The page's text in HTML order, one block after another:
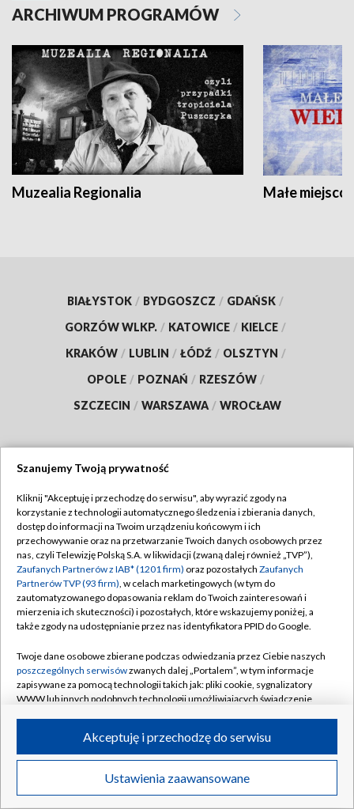
ARCHIWUM PROGRAMÓW
Muzealia Regionalia Małe
BIAŁYSTOK / BYDGOSZCZ / GDAŃSK /
GORZÓW WLKP. / KATOWICE / KIELCE /
KRAKÓW / LUBLIN / ŁÓDŹ / OLSZTYN /
OPOLE / POZNAŃ / RZESZÓW /
SZCZECIN / WARSZAWA / WROCŁAW
TVP
Abonament TVP
Emisja w TVP
Centrum informacji TVP
Naziemna Telewizja Cyfrowa
Rada Programowa
System NOS
Informacje o nadawcy
Program dla prasy
Ogłoszenie przetargowe
Regulamin TVP
Polityka prywatności
Moje zgody
Pomoc
Kontakt
Kanały
©2026 Telewizja Polska S.A. w likwidacji
Szanujemy Twoją prywatność
Kliknij "Akceptuję i przechodzę do serwisu", aby wyrazić zgody na
korzystanie z technologii automatycznego śledzenia i zbierania danych,
dostęp do informacji na Twoim urządzeniu końcowym i ich
przechowywanie oraz na przetwarzanie Twoich danych osobowych przez
nas, czyli Telewizję Polską S.A. w likwidacji (zwaną dalej również „TVP”),
Zaufanych Partnerów z IAB* (1201 firm) oraz pozostałych Zaufanych
Partnerów TVP (93 firm), w celach marketingowych (w tym do
zautomatyzowanego dopasowania reklam do Twoich zainteresowań i
mierzenia ich skuteczności) i pozostałych, które wskazujemy poniżej, a
także zgody na udostępnianie przez nas identyfikatora PPID do Google.
Twoje dane osobowe zbierane podczas odwiedzania przez Ciebie naszych
poszczególnych serwisówzwanych dalej „Portalem”, w tym informacje
zapisywane za pomocą technologii takich jak: pliki cookie, sygnalizatory
WWW lub innych podobnych technologii umożliwiających świadczenie
ruchu w Internecie.
Twoje dane osobowe zbierane podczas odwiedzania przez Ciebie
poszczególnych serwisówna Portalu, takie jak adresy IP, identyfikatory
Ustawienia zaawansowane
Akceptuję i przechodzę do serwisu